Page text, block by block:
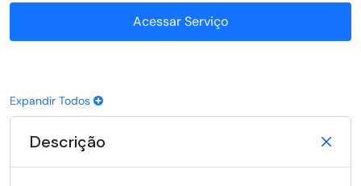
Acessar Serviço
Expandir Todos
Descrição